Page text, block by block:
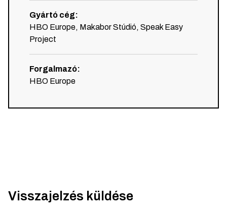
Gyártó cég:
HBO Europe, Makabor Stúdió, Speak Easy
Project
Forgalmazó:
HBO Europe
Visszajelzés küldése